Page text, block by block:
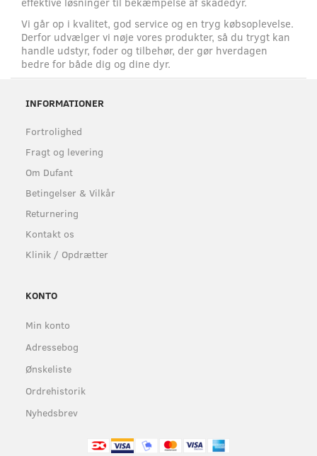
Vi går op i kvalitet, god service og en tryg købsoplevelse.
Derfor udvælger vi nøje vores produkter, så du trygt kan
handle udstyr, foder og tilbehør, der gør hverdagen
bedre for både dig og dine dyr.
INFORMATIONER
Fortrolighed
Fragt og levering
Om Dufant
Betingelser & Vilkår
Returnering
Kontakt os
Klinik / Opdrætter
KONTO
Min konto
Adressebog
Ønskeliste
Ordrehistorik
Nyhedsbrev